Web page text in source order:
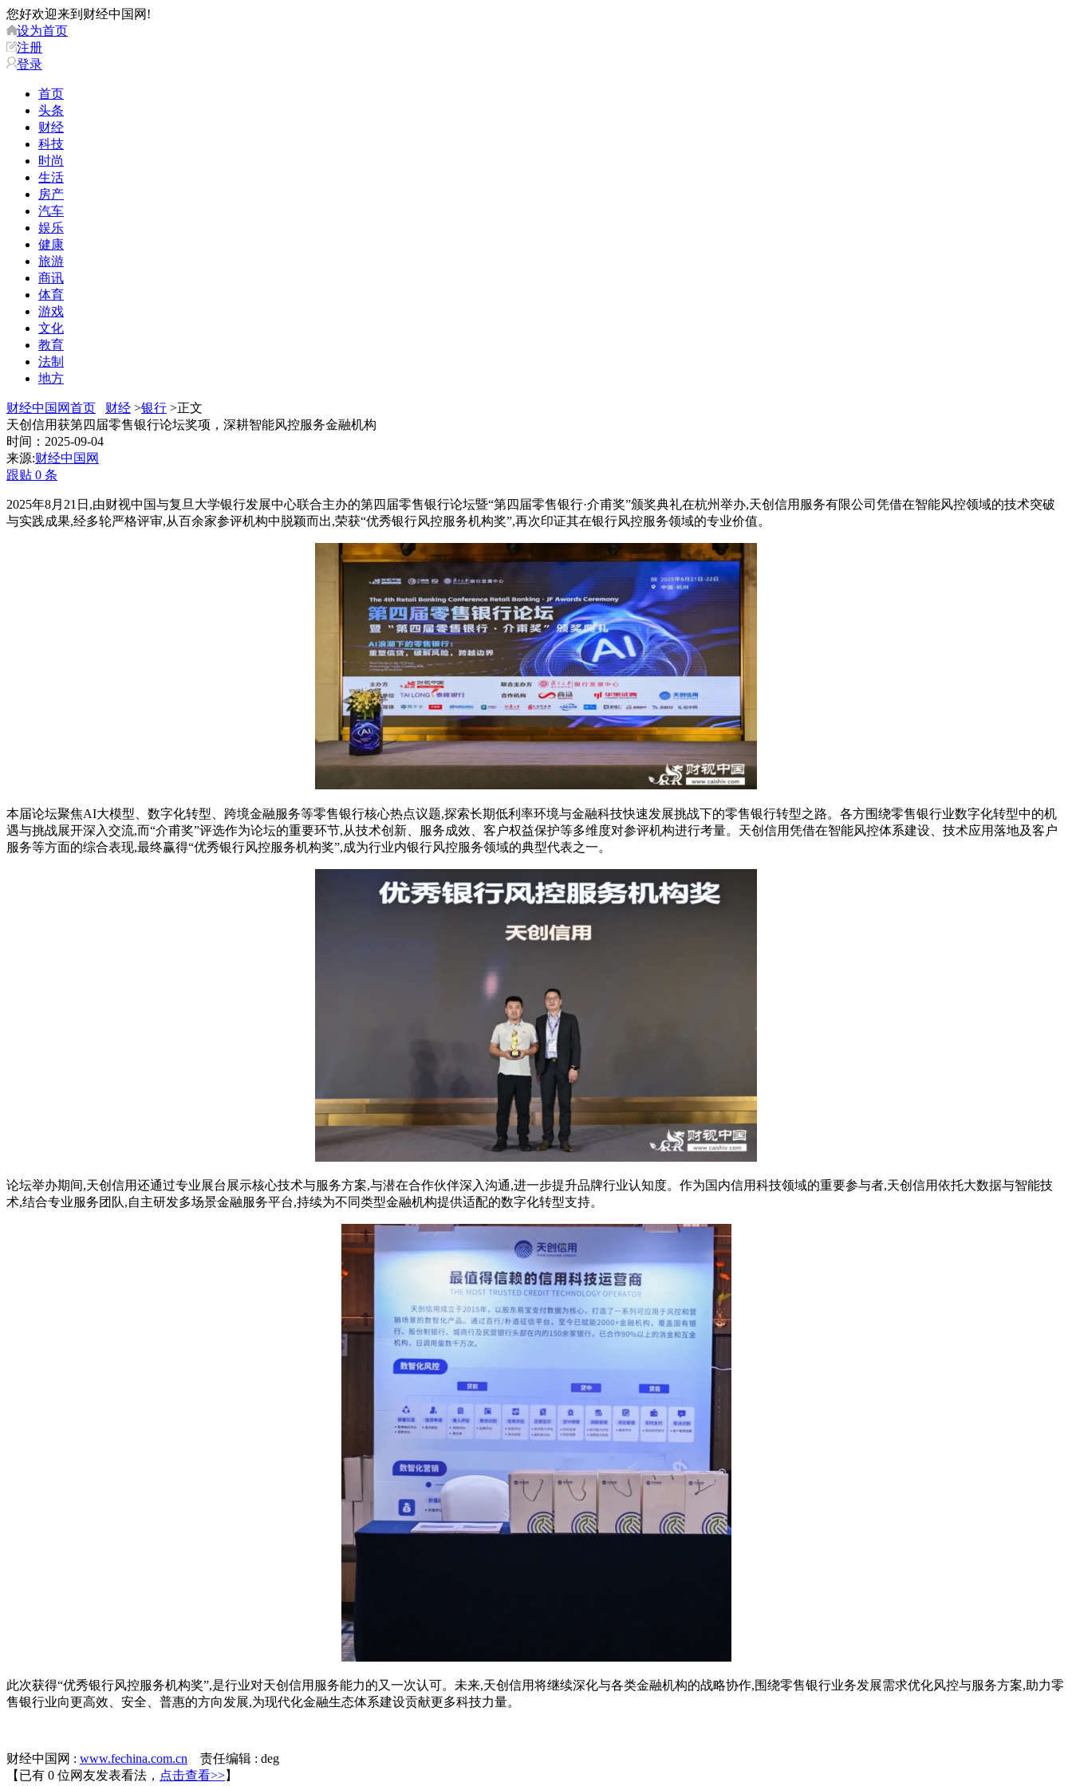
您好欢迎来到财经中国网!
设为首页
注册
登录
首页
头条
财经
科技
时尚
生活
房产
汽车
娱乐
健康
旅游
商讯
体育
游戏
文化
教育
法制
地方
财经中国网首页 财经 >银行 >正文
天创信用获第四届零售银行论坛奖项，深耕智能风控服务金融机构
时间：2025-09-04
来源:财经中国网
跟贴 0 条
2025年8月 21 日 ,由财视中国与复旦大学银行发展中心联合主办的第四届零售银行论坛暨“第四届零售银行·介甫奖”颁奖典礼在杭州举办,天创信用服务有限公司凭借在智能风控领域的技术突破
与实践成果,经多轮严格评审,从百余家参评机构中脱颖而出,荣获“优秀银行风控服务机构奖”,再次印证其在银行风控服务领域的专业价值。
本届论坛聚焦AI大模型、数字化转型、跨境金融服务等零售银行核心热点议题,探索长期低利率环境与金融科技快速发展挑战下的零售银行转型之路。各方围绕零售银行业数字化转型中的机
遇与挑战展开深入交流,而“介甫奖”评选作为论坛的重要环节,从技术创新、服务成效、客户权益保护等多维度对参评机构进行考量。天创信用凭借在智能风控体系建设、技术应用落地及客户
服务等方面的综合表现,最终赢得“优秀银行风控服务机构奖”,成为行业内银行风控服务领域的典型代表之一。
论坛举办期间,天创信用还通过专业展台展示核心技术与服务方案,与潜在合作伙伴深入沟通,进一步提升品牌行业认知度。作为国内信用科技领域的重要参与者,天创信用依托大数据与智能技
术,结合专业服务团队,自主研发多场景金融服务平台,持续为不同类型金融机构提供适配的数字化转型支持。
此次获得“优秀银行风控服务机构奖”,是行业对天创信用服务能力的又一次认可。未来,天创信用将继续深化与各类金融机构的战略协作,围绕零售银行业务发展需求优化风控与服务方案,助力零
售银行业向更高效、安全、普惠的方向发展,为现代化金融生态体系建设贡献更多科技力量。
财经中国网 : www.fechina.com.cn 责任编辑 : deg
【已有 0 位网友发表看法， 点击查看>>】